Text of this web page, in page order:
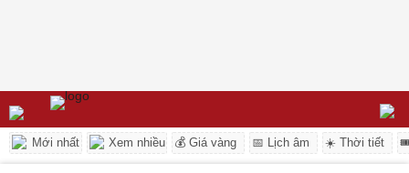
Mới nhất Xem nhiều 💰 Giá vàng 📅 Lịch âm ☀️ Thời tiết